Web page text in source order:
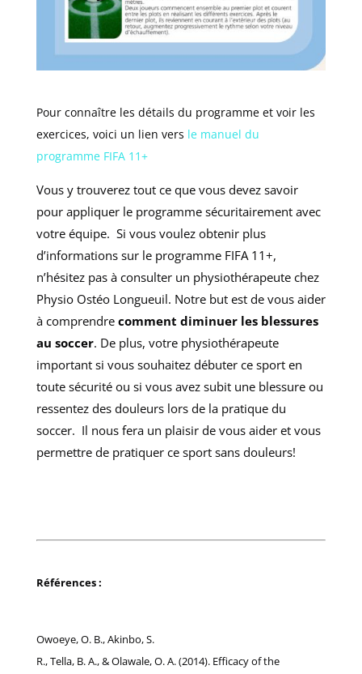
Pour connaître les détails du programme et voir les
exercices, voici un lien vers le manuel du
programme FIFA 11+
Vous y trouverez tout ce que vous devez savoir
pour appliquer le programme sécuritairement avec
votre équipe. Si vous voulez obtenir plus
d’informations sur le programme FIFA 11+,
n’hésitez pas à consulter un physiothérapeute chez
Physio Ostéo Longueuil. Notre but est de vous aider
à comprendre comment diminuer les blessures
au soccer. De plus, votre physiothérapeute
important si vous souhaitez débuter ce sport en
toute sécurité ou si vous avez subit une blessure ou
ressentez des douleurs lors de la pratique du
soccer. Il nous fera un plaisir de vous aider et vous
permettre de pratiquer ce sport sans douleurs!
Références :
Owoeye, O. B., Akinbo, S.
R., Tella, B. A., & Olawale, O. A. (2014). Efficacy of the